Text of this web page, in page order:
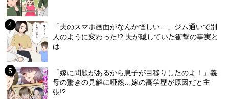
「夫のスマホ画面がなんか怪しい…」ジム通いで別
人のように変わった!? 夫が隠していた衝撃の事実と
は
「嫁に問題があるから息子が目移りしたのよ！」義
母の驚きの見解に唖然…嫁の高学歴が原因だと主
張!?